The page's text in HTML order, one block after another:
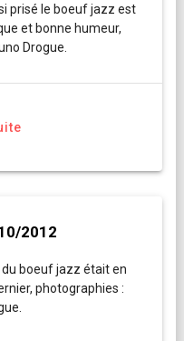
prisé le boeuf jazz est
et bonne humeur,
Drogue.
2012
du boeuf jazz était en
photographies :